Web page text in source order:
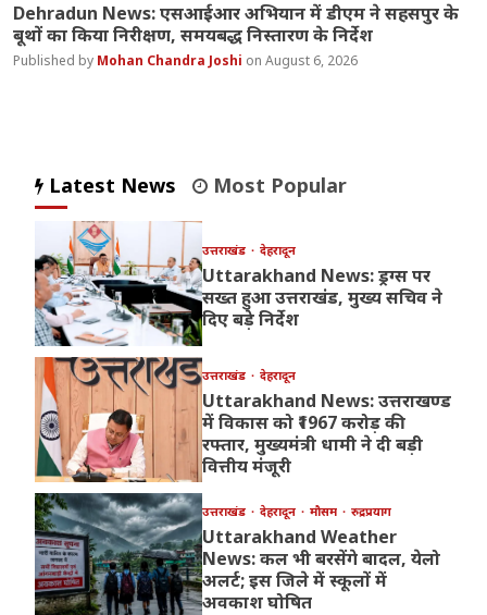
Dehradun News: एसआईआर अभियान में डीएम ने सहसपुर के
बूथों का किया निरीक्षण, समयबद्ध निस्तारण के निर्देश
Mohan Chandra Joshi August 6, 2026
Latest News Most Popular
उत्तराखंड देहरादून
Uttarakhand News: ड्रग्स पर
सख्त हुआ उत्तराखंड, मुख्य सचिव ने
दिए बड़े निर्देश
उत्तराखंड देहरादून
Uttarakhand News: उत्तराखण्ड
में विकास को ₹1967 करोड़ की
रफ्तार, मुख्यमंत्री धामी ने दी बड़ी
वित्तीय मंजूरी
उत्तराखंड देहरादून मौसम रुद्रप्रयाग
Uttarakhand Weather
News: कल भी बरसेंगे बादल, येलो
अलर्ट; इस जिले में स्कूलों में
अवकाश घोषित